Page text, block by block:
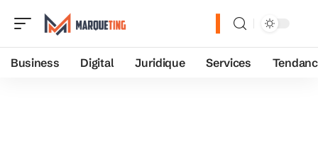
Business Digital Juridique Services